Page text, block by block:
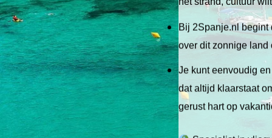
Bij 2Spanje.nl begint
over dit zonnige land
Je kunt eenvoudig
dat altijd klaarstaat
gerust hart op